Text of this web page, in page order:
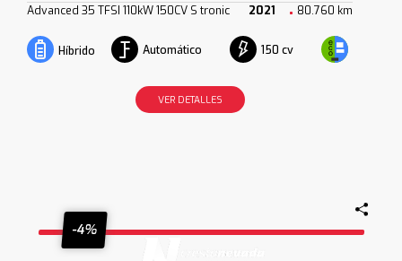
Advanced 35 TFSI 110kW 150CV S tronic 2021 80.760 km
Híbrido Automático 150 cv
VER DETALLES
-4%